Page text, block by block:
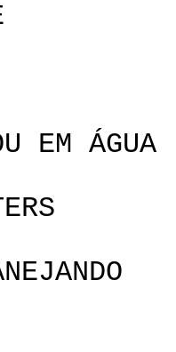
EM ÁGUA